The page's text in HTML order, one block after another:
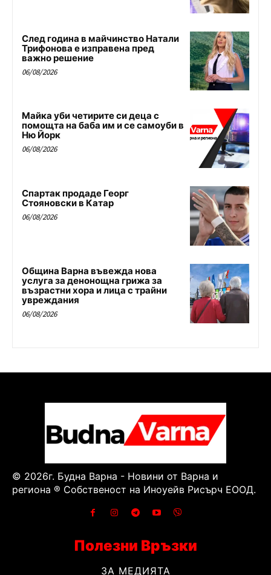
След година в майчинство Натали
Трифонова е изправена пред
важно решение
06/08/2026
Майка уби четирите си деца с
помощта на баба им и се самоуби в
Ню Йорк
06/08/2026
Спартак продаде Георг
Стояновски в Катар
06/08/2026
Община Варна въвежда нова
услуга за денонощна грижа за
възрастни хора и лица с трайни
увреждания
06/08/2026
© 2026г. Будна Варна - Новини от Варна и
региона ® Собственост на Иноуейв Рисърч ЕООД.
Полезни Връзки
ЗА МЕДИЯТА